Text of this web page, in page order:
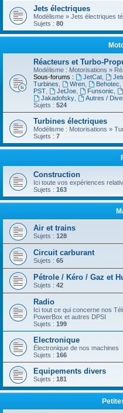
Jets électriques
Modélisme » Jets électriques
Sujets : 80
Réacteurs et Turbo-
Modélisme : Motorisations »
Sous-forums :
JetCat,
Turbines
Wren, Behotec
PST
JetJoe, Funsonic
Jakadofsky,
Autres /
Sujets : 524
Turbines électriques
Modélisme : Motorisations »
Sujets : 7
Construction
Ici toute vos expériences
Sujets : 163
Air et trains
Sujets : 128
Circuit carburant
Sujets : 65
Pétrole / Kéro / Gaz et
Sujets : 42
Radio
Ici tout ce qui concerne nos
PowerBox et autres DPSI
Sujets : 199
Electronique
Électronique de nos machines
Sujets : 166
Equipements divers
Sujets : 181